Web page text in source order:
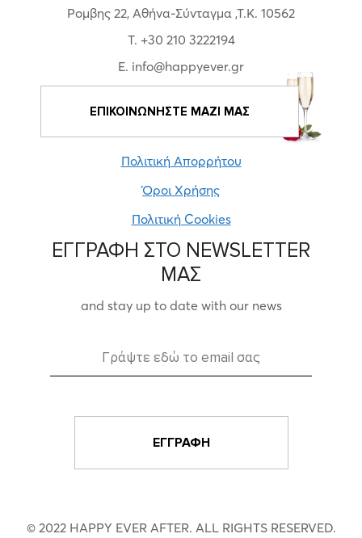
Ρομβης 22, Αθήνα-Σύνταγμα ,Τ.Κ. 10562
T. +30 210 3222194
E. info@happyever.gr
ΕΠΙΚΟΙΝΩΝΗΣΤΕ ΜΑΖΙ ΜΑΣ
Πολιτική Απορρήτου
Όροι Χρήσης
Πολιτική Cookies
ΕΓΓΡΑΦΗ ΣΤΟ NEWSLETTER
ΜΑΣ
and stay up to date with our news
© 2022 HAPPY EVER AFTER. ALL RIGHTS RESERVED.